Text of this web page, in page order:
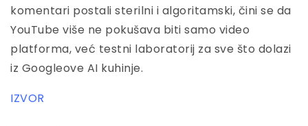
komentari postali sterilni i algoritamski, čini se da
YouTube više ne pokušava biti samo video
platforma, već testni laboratorij za sve što dolazi
iz Googleove AI kuhinje.
IZVOR